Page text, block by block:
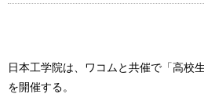
⽇本⼯学院は、ワコムと共催で「⾼校
を開催する。